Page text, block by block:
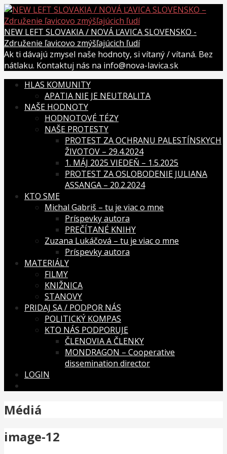
Skip
to
content
NEW LEFT SLOVAKIA / NOVÁ ĽAVICA SLOVENSKO -
Združenie ľavicovo zmýšľajúcich ľudí
Ak ti dávajú zmysel naše hodnoty, si vítaný / vítaná. Bez
nátlaku. Kontaktuj nás na info@nova-lavica.sk
HLAS KOMUNITY
APATIA NIE JE NEUTRALITA
NAŠE HODNOTY
HODNOTOVÉ TÉZY
NAŠE PROTESTY
PROTEST ZA OCHRANU PALESTÍNSKYCH
ŽIVOTOV – 29.4.2024
1. MÁJ 2025 VIEDEŇ – 1.5.2025
PROTEST ZA OSLOBODENIE JULIANA
ASSANGA – 20.2.2024
KTO SME
Michal Gabriš – tu je viac o mne
Príspevky autora
PREČÍTANÉ KNIHY
Zuzana Lukáčová – tu je viac o mne
Príspevky autora
MATERIÁLY
FILMY
KNIŽNICA
STANOVY
PRIDAJ SA / PODPOR NÁS
POLITICKÝ KOMPAS
KTO NÁS PODPORUJE
ČLENOVIA A ČLENKY
MONDRAGON – Cooperative
dissemination director
LOGIN
Médiá
image-12